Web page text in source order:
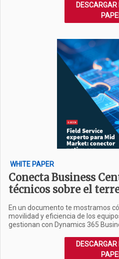
DESCARGAR
WHITE PAPER
Conecta Business
técnicos sobre el
En un documento te mostramos
movilidad y eficiencia de los
gestionan con Dynamics 365
DESCARGAR